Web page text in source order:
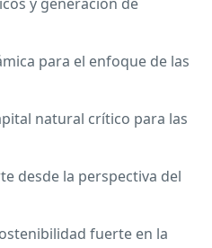
para el enfoque de las
natural crítico para las
desde la perspectiva del
fuerte en la